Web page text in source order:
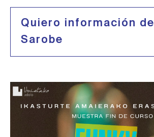
Quiero información de
Sarobe